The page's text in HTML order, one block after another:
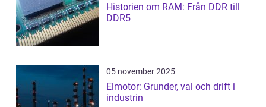
Historien om RAM: Från DDR till
DDR5
05 november 2025
Elmotor: Grunder, val och drift i
industrin